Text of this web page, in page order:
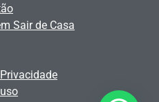
Sair de Casa